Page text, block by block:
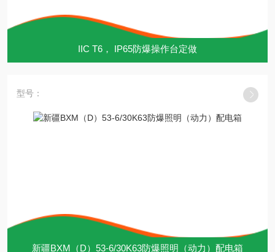
IIC T6， IP65防爆操作台定做
型号：
新疆BXM（D）53-6/30K63防爆照明（动力）配电箱